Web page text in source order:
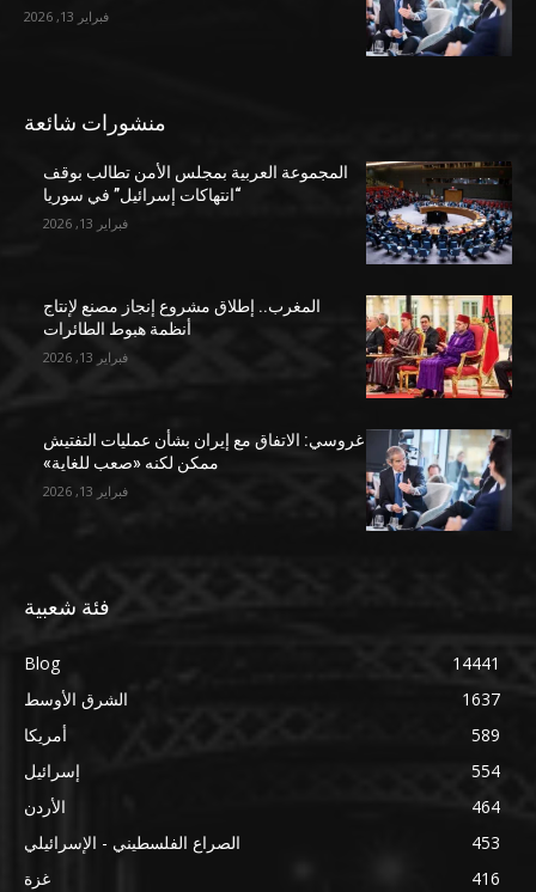
فبراير 13, 2026
منشورات شائعة
المجموعة العربية بمجلس الأمن تطالب بوقف
“انتهاكات إسرائيل” في سوريا
فبراير 13, 2026
المغرب.. إطلاق مشروع إنجاز مصنع لإنتاج
أنظمة هبوط الطائرات
فبراير 13, 2026
غروسي: الاتفاق مع إيران بشأن عمليات التفتيش
ممكن لكنه «صعب للغاية»
فبراير 13, 2026
فئة شعبية
Blog
14441
الشرق الأوسط
1637
أمريكا
589
إسرائيل
554
الأردن
464
الصراع الفلسطيني - الإسرائيلي
453
غزة
416